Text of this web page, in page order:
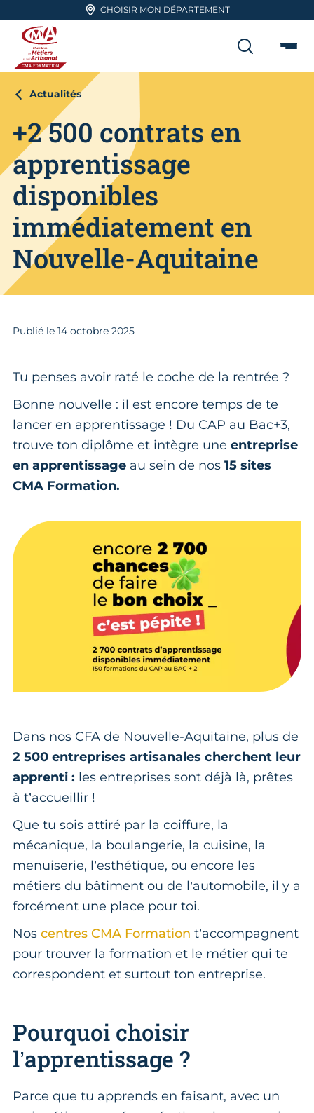
Aller en haut de pageCHOISIR MON DÉPARTEMENT
CMA FORMATION
Actualités
+2 500 contrats en
apprentissage
disponibles
immédiatement en
Nouvelle-Aquitaine
Publié le 14 octobre 2025
Tu penses avoir raté le coche de la rentrée ?
Bonne nouvelle : il est encore temps de te
lancer en apprentissage ! Du CAP au Bac+3,
trouve ton diplôme et intègre une entreprise
en apprentissage au sein de nos 15 sites
CMA Formation.
Dans nos CFA de Nouvelle-Aquitaine, plus de
2 500 entreprises artisanales cherchent leur
apprenti : les entreprises sont déjà là, prêtes
à t’accueillir !
Que tu sois attiré par la coiffure, la
mécanique, la boulangerie, la cuisine, la
menuiserie, l’esthétique, ou encore les
métiers du bâtiment ou de l’automobile, il y a
forcément une place pour toi.
Nos centres CMA Formation t’accompagnent
pour trouver la formation et le métier qui te
correspondent et surtout ton entreprise.
Pourquoi choisir
l’apprentissage ?
Parce que tu apprends en faisant, avec un